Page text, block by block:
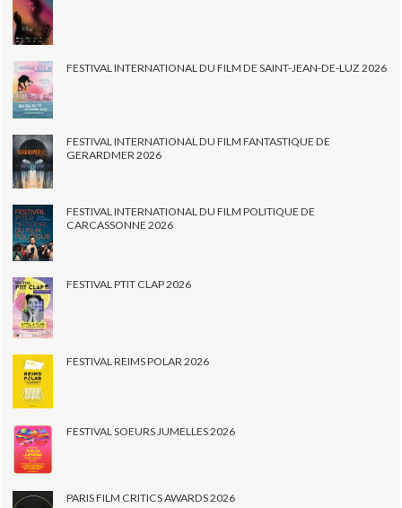
FESTIVAL INTERNATIONAL DU FILM DE SAINT-JEAN-DE-LUZ 2026
FESTIVAL INTERNATIONAL DU FILM FANTASTIQUE DE
GERARDMER 2026
FESTIVAL INTERNATIONAL DU FILM POLITIQUE DE
CARCASSONNE 2026
FESTIVAL PTIT CLAP 2026
FESTIVAL REIMS POLAR 2026
FESTIVAL SOEURS JUMELLES 2026
PARIS FILM CRITICS AWARDS 2026